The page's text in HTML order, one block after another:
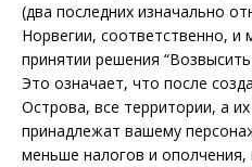
(два последних изначально
Норвегии, соответственно, и
принятии решения
Это означает, что после
Острова, все территории, а
принадлежат вашему
меньше налогов и ополчения,